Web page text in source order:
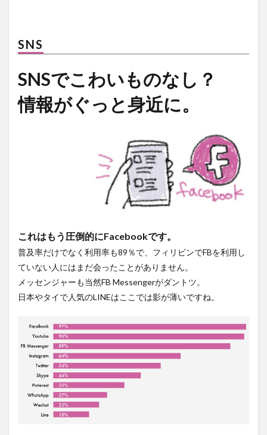
SNS
SNSでこわいものなし？
情報がぐっと身近に。
これはもう圧倒的にFacebookです。
普及率だけでなく利用率も89％で、フィリピンでFBを利用し
ていない人にはまだ会ったことがありません。
メッセンジャーも当然FB Messengerがダントツ。
日本やタイで人気のLINEはここでは影が薄いですね。